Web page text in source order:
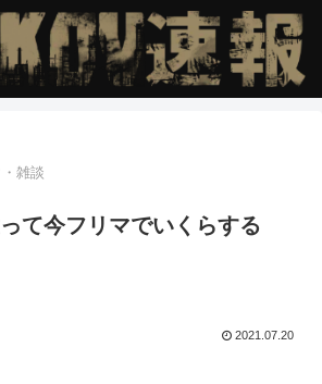
雑談
て今フリマでいくらする
2021.07.20